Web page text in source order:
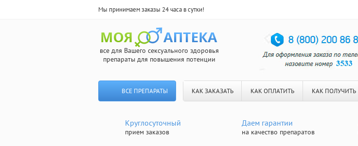
Мы принимаем заказы 24 часа в сутки!
все для Вашего сексуального здоровья
препараты для повышения потенции
ВСЕ ПРЕПАРАТЫ КАК ЗАКАЗАТЬ КАК ОПЛАТИТЬ КАК ПОЛУЧИТЬ
Круглосуточный
прием заказов
Даем гарантии
на качество препаратов